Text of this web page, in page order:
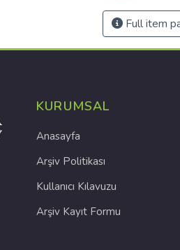
Full item
KURUMSAL
Anasayfa
Arşiv Politikası
Kullanıcı Kılavuzu
Arşiv Kayıt Formu